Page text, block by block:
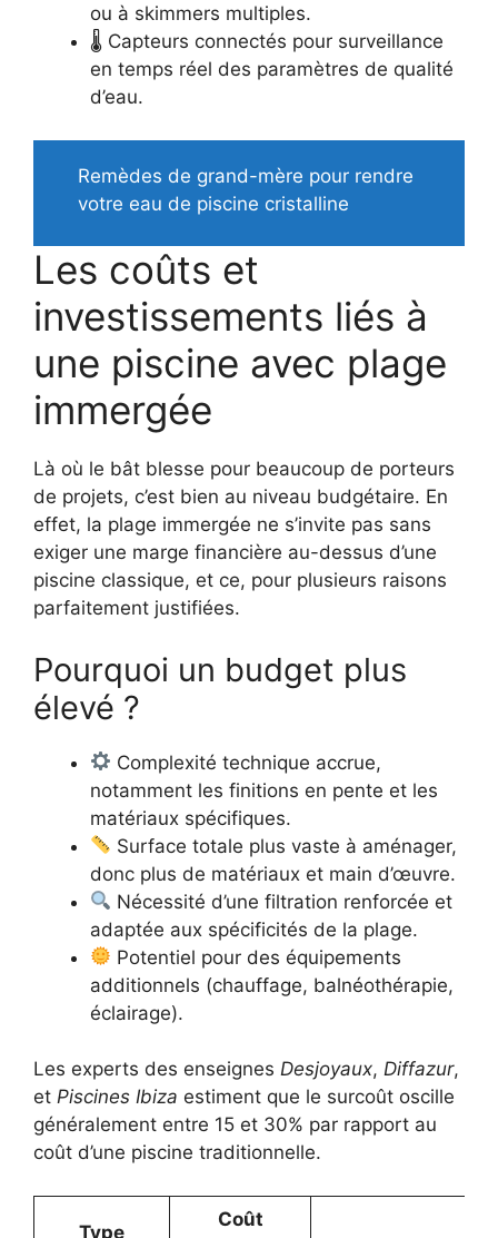
ou à skimmers multiples.
🌡 Capteurs connectés pour surveillance
en temps réel des paramètres de qualité
d’eau.
Remèdes de grand-mère pour rendre
votre eau de piscine cristalline
Les coûts et
investissements liés à
une piscine avec plage
immergée
Là où le bât blesse pour beaucoup de porteurs
de projets, c’est bien au niveau budgétaire. En
effet, la plage immergée ne s’invite pas sans
exiger une marge financière au-dessus d’une
piscine classique, et ce, pour plusieurs raisons
parfaitement justifiées.
Pourquoi un budget plus
élevé ?
Complexité technique accrue,
notamment les finitions en pente et les
matériaux spécifiques.
Surface totale plus vaste à aménager,
donc plus de matériaux et main d’œuvre.
Nécessité d’une filtration renforcée et
adaptée aux spécificités de la plage.
Potentiel pour des équipements
additionnels (chauffage, balnéothérapie,
éclairage).
Les experts des enseignes Desjoyaux, Diffazur,
et Piscines Ibiza estiment que le surcoût oscille
généralement entre 15 et 30% par rapport au
coût d’une piscine traditionnelle.
Type
Coût